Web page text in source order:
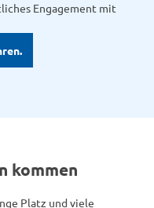
Engagement mit
kommen
Platz und viele